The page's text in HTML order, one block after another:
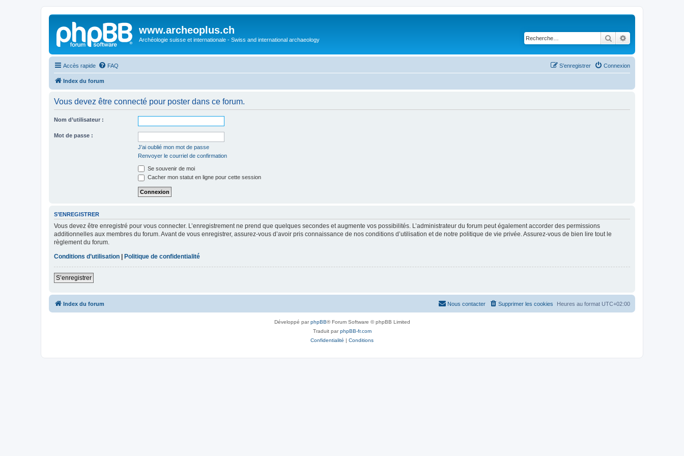
www.archeoplus.ch
Archéologie suisse et internationale - Swiss and international archaeology Rechercher
Accès rapide FAQ Connexion
S’enregistrer
Index du forum
Vous devez être connecté pour poster dans ce forum.
Nom d’utilisateur :
Mot de passe :
J’ai oublié mon mot de passe
Renvoyer le courriel de confirmation
Se souvenir de moi
Cacher mon statut en ligne pour cette session
S’ENREGISTRER
Vous devez être enregistré pour vous connecter. L’enregistrement ne prend que quelques secondes et augmente vos possibilités. L’administrateur du forum peut également accorder des permissions
additionnelles aux membres du forum. Avant de vous enregistrer, assurez-vous d’avoir pris connaissance de nos conditions d’utilisation et de notre politique de vie privée. Assurez-vous de bien lire tout le
règlement du forum.
Conditions d’utilisation
Politique de confidentialité
S’enregistrer
Index du forum Heures au format UTC+02:00
Supprimer les cookies
Nous contacter
Développé parphpBB® Forum Software © phpBB Limited
Traduit parphpBB-fr.com
Confidentialité | Conditions